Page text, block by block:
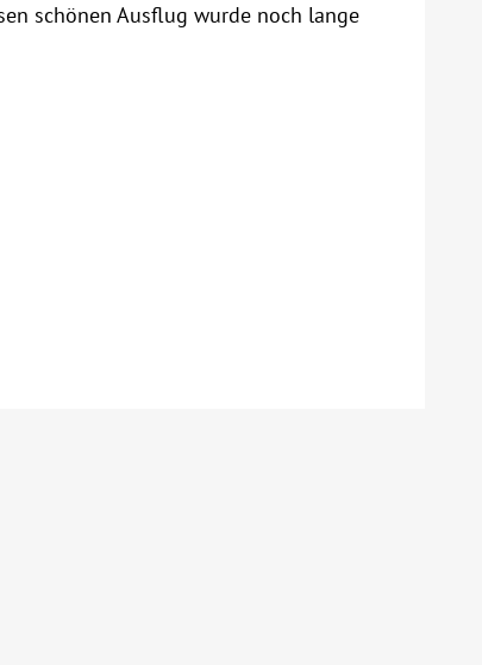
schönen Ausflug wurde noch lange